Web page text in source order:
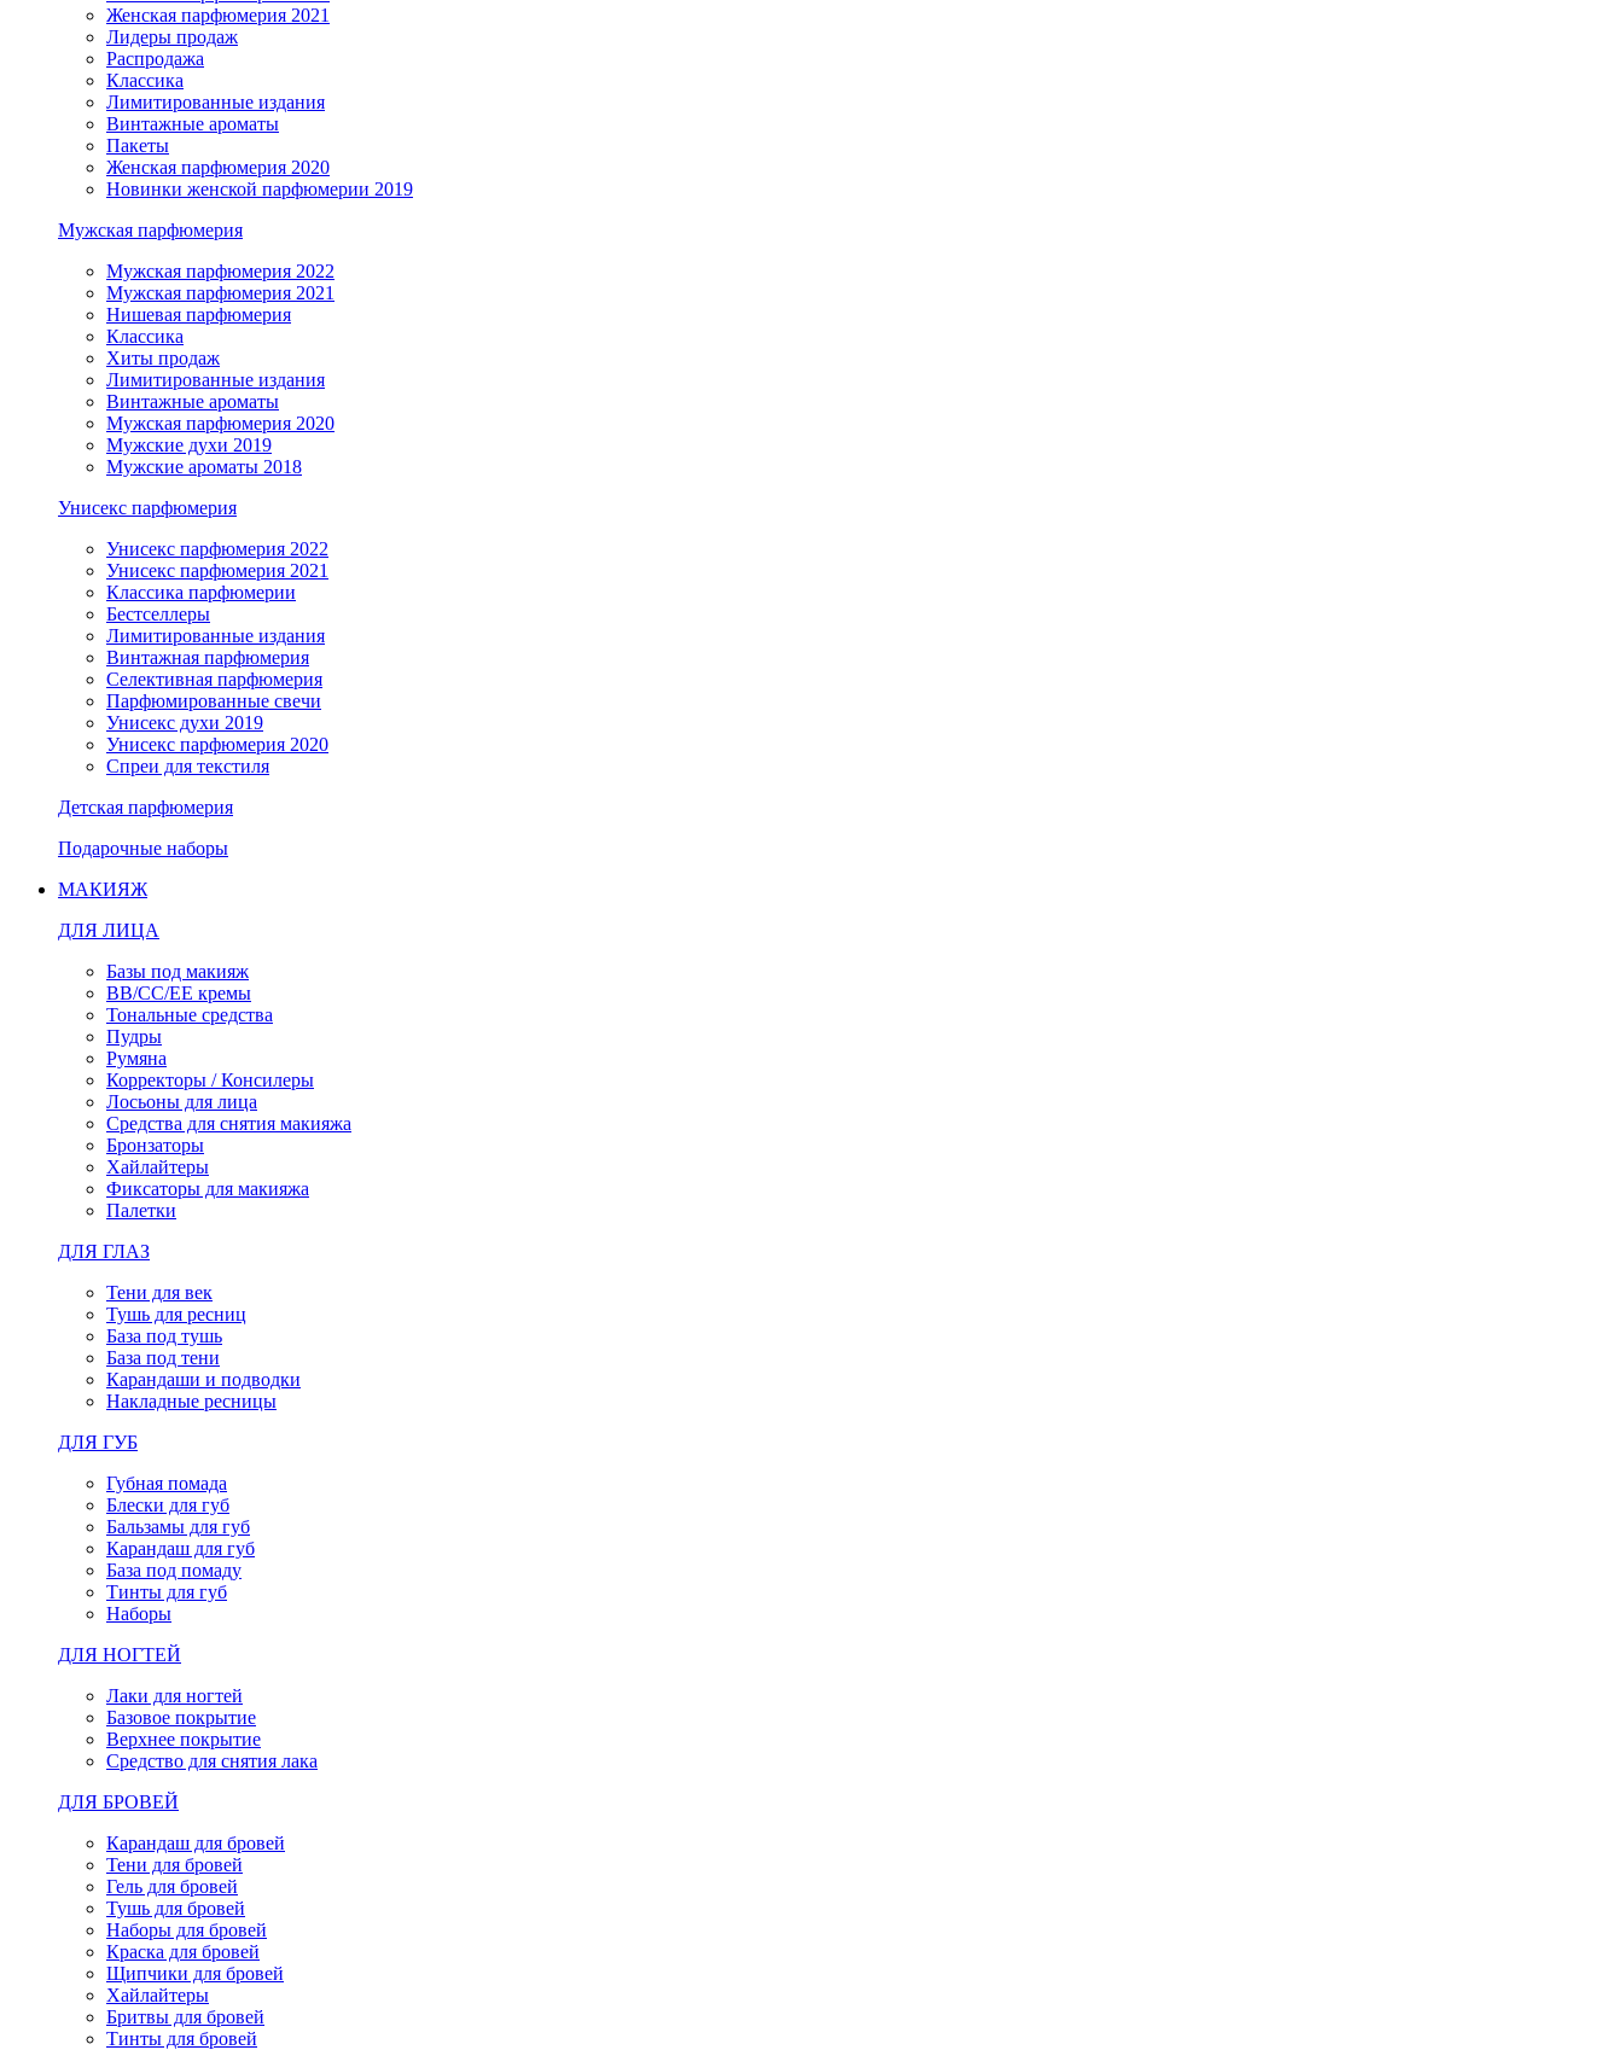
Женская парфюмерия 2021
Лидеры продаж
Распродажа
Классика
Лимитированные издания
Винтажные ароматы
Пакеты
Женская парфюмерия 2020
Новинки женской парфюмерии 2019
Мужская парфюмерия
Мужская парфюмерия 2022
Мужская парфюмерия 2021
Нишевая парфюмерия
Классика
Хиты продаж
Лимитированные издания
Винтажные ароматы
Мужская парфюмерия 2020
Мужские духи 2019
Мужские ароматы 2018
Унисекс парфюмерия
Унисекс парфюмерия 2022
Унисекс парфюмерия 2021
Классика парфюмерии
Бестселлеры
Лимитированные издания
Винтажная парфюмерия
Селективная парфюмерия
Парфюмированные свечи
Унисекс духи 2019
Унисекс парфюмерия 2020
Спреи для текстиля
Детская парфюмерия
Подарочные наборы
МАКИЯЖ
ДЛЯ ЛИЦА
Базы под макияж
BB/CC/EE кремы
Тональные средства
Пудры
Румяна
Корректоры / Консилеры
Лосьоны для лица
Средства для снятия макияжа
Бронзаторы
Хайлайтеры
Фиксаторы для макияжа
Палетки
ДЛЯ ГЛАЗ
Тени для век
Тушь для ресниц
База под тушь
База под тени
Карандаши и подводки
Накладные ресницы
ДЛЯ ГУБ
Губная помада
Блески для губ
Бальзамы для губ
Карандаш для губ
База под помаду
Тинты для губ
Наборы
ДЛЯ НОГТЕЙ
Лаки для ногтей
Базовое покрытие
Верхнее покрытие
Средство для снятия лака
ДЛЯ БРОВЕЙ
Карандаш для бровей
Тени для бровей
Гель для бровей
Тушь для бровей
Наборы для бровей
Краска для бровей
Щипчики для бровей
Хайлайтеры
Бритвы для бровей
Тинты для бровей